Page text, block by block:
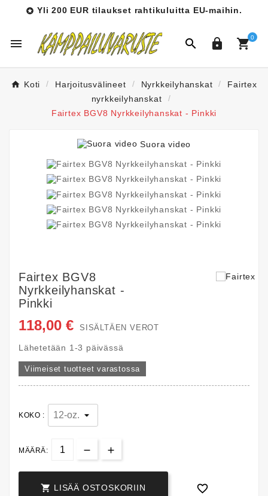
 Yli 200 EUR tilaukset rahtikuluitta EU-maihin.
   0
Koti Harjoitusvälineet Nyrkkeilyhanskat
Fairtex
nyrkkeilyhanskat
Fairtex BGV8 Nyrkkeilyhanskat - Pinkki
Suora video
Fairtex BGV8
Nyrkkeilyhanskat -
Pinkki
118,00 € SISÄLTÄEN VEROT
Lähetetään 1-3 päivässä
Viimeiset tuotteet varastossa
KOKO :
MÄÄRÄ:
 LISÄÄ OSTOSKORIIN 